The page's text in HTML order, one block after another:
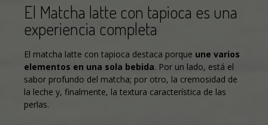
El Matcha latte con tapioca es una
experiencia completa
El matcha latte con tapioca destaca porque une varios
elementos en una sola bebida. Por un lado, está el
sabor profundo del matcha; por otro, la cremosidad de
la leche y, finalmente, la textura característica de las
perlas.